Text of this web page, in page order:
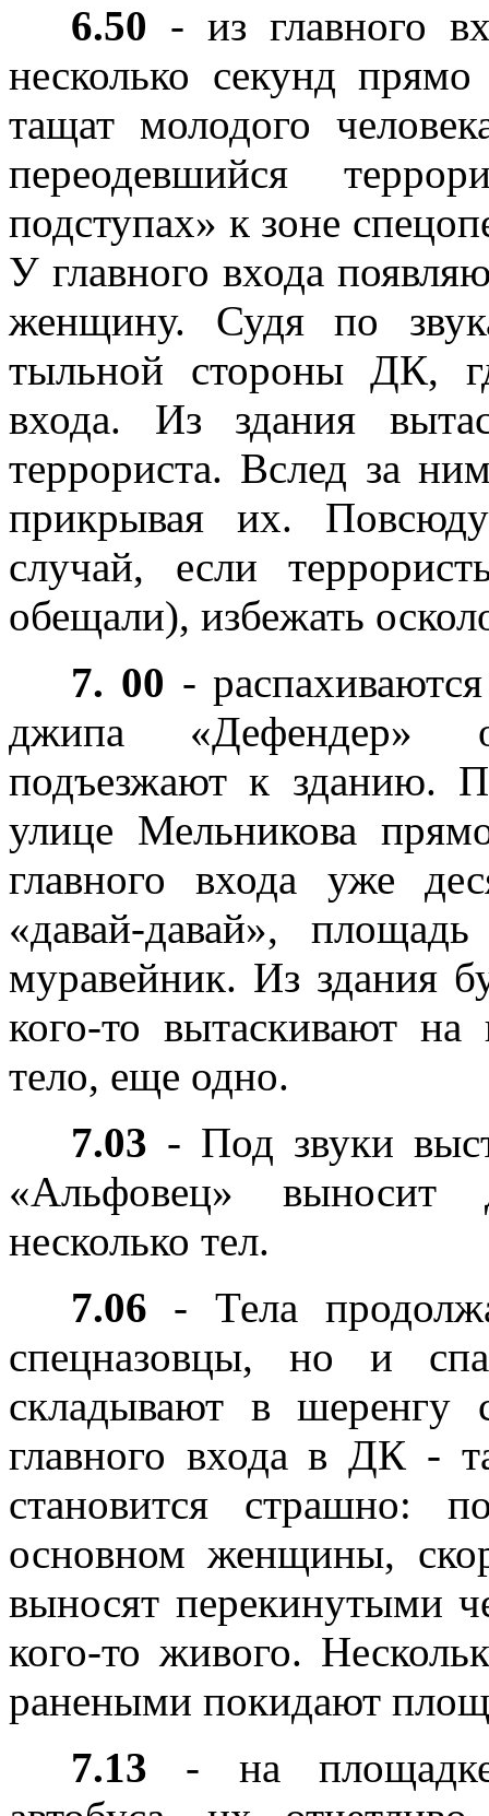
6.50 - из главного
несколько секунд
тащат молодого
переодевшийся
подступах» к зоне
У главного входа
женщину. Судя по
тыльной стороны ДК,
входа. Из здания
террориста. Вслед за
прикрывая их.
случай, если
обещали), избежать
7. 00 -
джипа «Дефендер»
подъезжают к зданию.
улице Мельникова
главного входа уже
«давай-давай»,
муравейник. Из здания
кого-то вытаскивают
тело, еще одно.
7.03 - Под звуки
«Альфовец»
несколько тел.
7.06 - Тела
спецназовцы, но и
складывают в шеренгу
главного входа в ДК -
становится страшно:
основном женщины,
выносят перекинутыми
кого-то живого.
ранеными покидают
7.13 - на площадке